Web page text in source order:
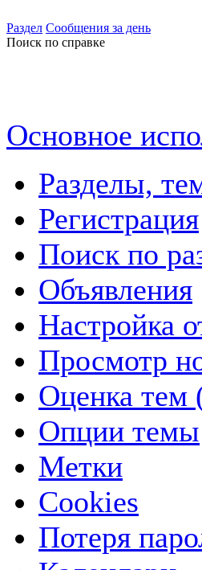
Раздел Сообщения за день
Поиск по справке
Основное
Разделы,
Регистрация
Поиск по
Объявления
Настройка
Просмотр
Оценка тем
Опции темы
Метки
Cookies
Потеря